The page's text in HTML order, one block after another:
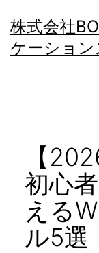
ン
テ
株式会社
ケーション
【
初心
える
ル5選